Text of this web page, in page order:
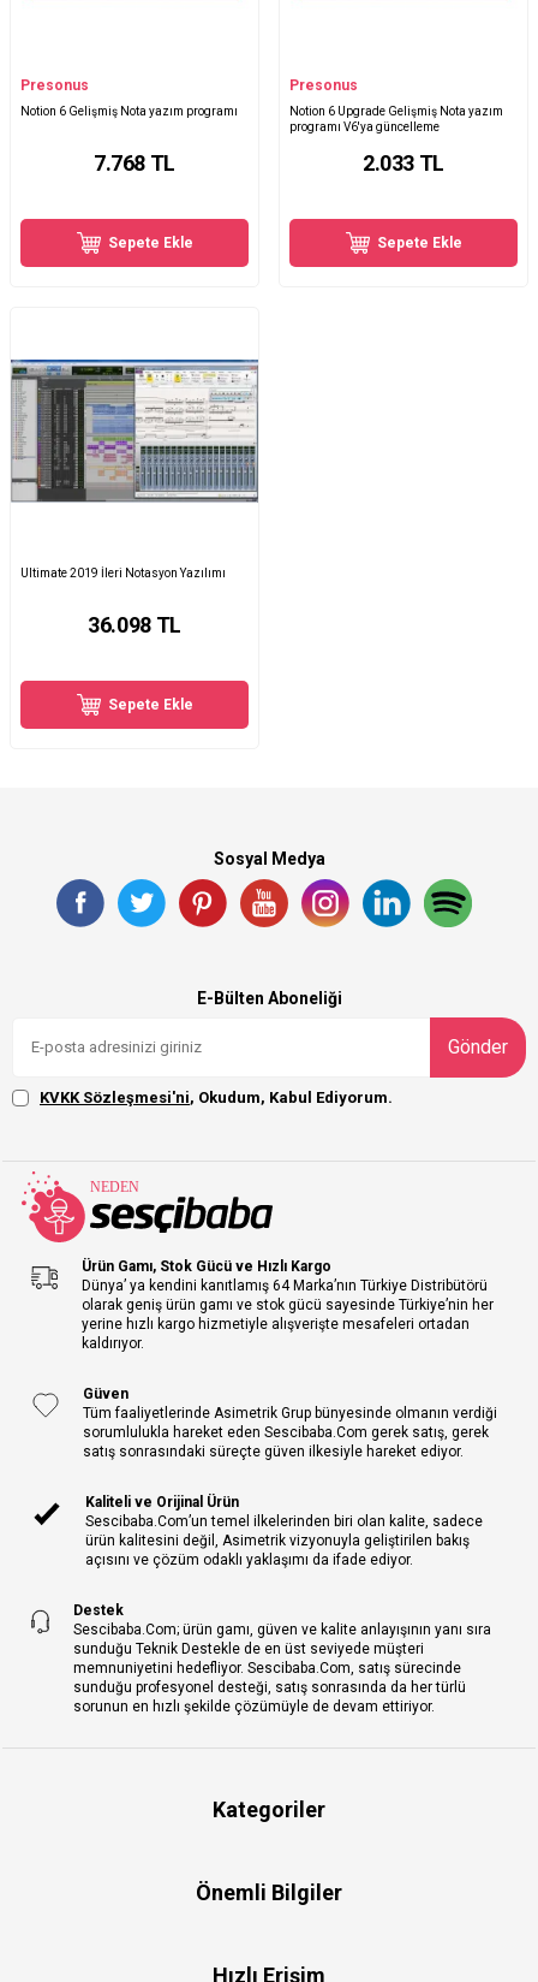
Presonus
Notion 6 Gelişmiş Nota yazım programı
7.768 TL
Sepete Ekle
Presonus
Notion 6 Upgrade Gelişmiş Nota yazım
programı V6'ya güncelleme
2.033 TL
Sepete Ekle
Ultimate 2019 İleri Notasyon Yazılımı
36.098TL
Sepete Ekle
Sosyal Medya
E-Bülten Aboneliği
Gönder
KVKK Sözleşmesi'ni, Okudum, Kabul Ediyorum.
Ürün Gamı, Stok Gücü ve Hızlı Kargo
Dünya’ ya kendini kanıtlamış 64 Marka’nın Türkiye Distribütörü
olarak geniş ürün gamı ve stok gücü sayesinde Türkiye’nin her
yerine hızlı kargo hizmetiyle alışverişte mesafeleri ortadan
kaldırıyor.
Güven
Tüm faaliyetlerinde Asimetrik Grup bünyesinde olmanın verdiği
sorumlulukla hareket eden Sescibaba.Com gerek satış, gerek
satış sonrasındaki süreçte güven ilkesiyle hareket ediyor.
Kaliteli ve Orijinal Ürün
Sescibaba.Com’un temel ilkelerinden biri olan kalite, sadece
ürün kalitesini değil, Asimetrik vizyonuyla geliştirilen bakış
açısını ve çözüm odaklı yaklaşımı da ifade ediyor.
Destek
Sescibaba.Com; ürün gamı, güven ve kalite anlayışının yanı sıra
sunduğu Teknik Destekle de en üst seviyede müşteri
memnuniyetini hedefliyor. Sescibaba.Com, satış sürecinde
sunduğu profesyonel desteği, satış sonrasında da her türlü
sorunun en hızlı şekilde çözümüyle de devam ettiriyor.
Kategoriler
Önemli Bilgiler
Hızlı Erişim